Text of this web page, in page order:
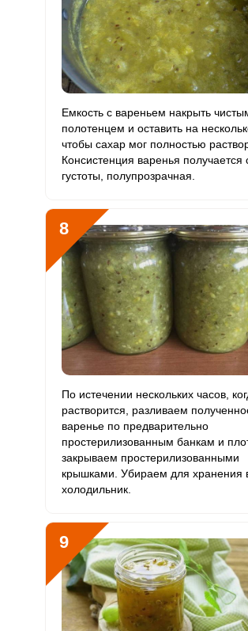
Емкость с вареньем накрыть
полотенцем и оставить на
чтобы сахар мог полностью
Консистенция варенья получается
густоты, полупрозрачная.
8
По истечении нескольких часов,
растворится, разливаем
варенье по предварительно
простерилизованным банкам и
закрываем простерилизованными
крышками. Убираем для хранения
холодильник.
9